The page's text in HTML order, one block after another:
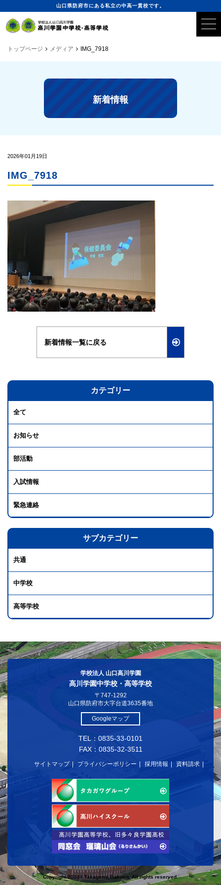
山口県防府市にある私立の中高一貫校です。
トップページ メディア IMG_7918
新着情報
2026年01月19日
IMG_7918
新着情報一覧に戻る
カテゴリー
全て
お知らせ
部活動
入試情報
緊急連絡
サブカテゴリー
共通
中学校
高等学校
学校法人 山口高川学園
高川学園中学校・高等学校
〒747-1292
山口県防府市大字台道3635番地
Googleマップ
TEL：0835-33-0101
FAX：0835-32-3511
サイトマップ プライバシーポリシー 採用情報 資料請求
Copyright 2024© Takagawa Gakuen. All rights reserved.